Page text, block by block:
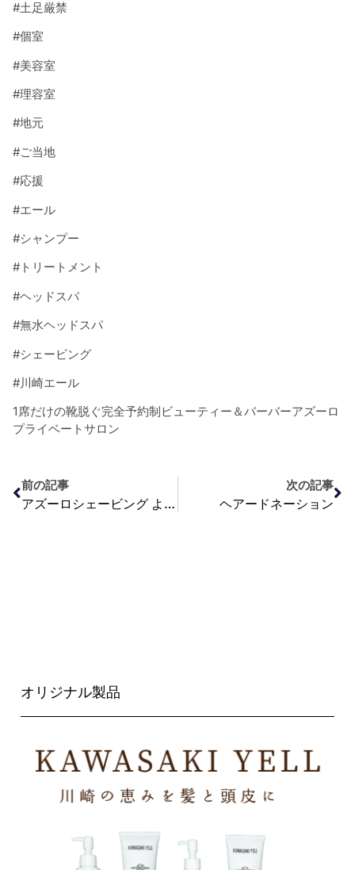
#土足厳禁
#個室
#美容室
#理容室
#地元
#ご当地
#応援
#エール
#シャンプー
# トリートメント
#ヘッドスパ
#無水ヘッドスパ
#シェービング
#川崎エール
1席だけの靴脱ぐ完全予約制ビューティー＆バーバーアズーロ
プライベートサロン
前の記事
アズーロシェービング よくあるＱ＆Ａ
次の記事
ヘアードネーション
オリジナル製品